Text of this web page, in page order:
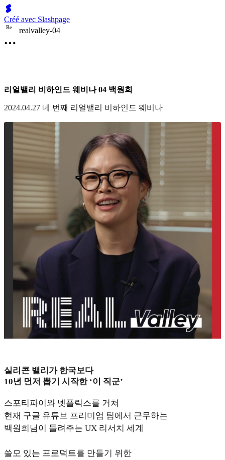
Créé avec Slashpage
Re realvalley-04
리얼밸리 비하인드 웨비나 04 백원희
2024.04.27 네 번째 리얼밸리 비하인드 웨비나
실리콘 밸리가 한국보다
10년 먼저 뽑기 시작한 ‘이 직군’
스포티파이와 넷플릭스를 거쳐
현재 구글 유튜브 프리미엄 팀에서 근무하는
백원희님이 들려주는 UX 리서치 세계
쓸모 있는 프로덕트를 만들기 위한